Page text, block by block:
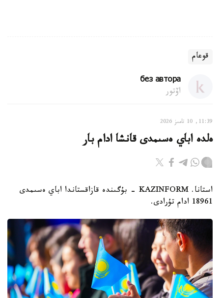
قوعام
без автора
اۆتور
11:39, 10 تامىز 2026
ەلدە اباي ەسىمدى قانشا ادام بار
استانا. KAZINFORM - بۇگىندە قازاقستاندا اباي ەسىمدى
18961 ادام تۇرادى.